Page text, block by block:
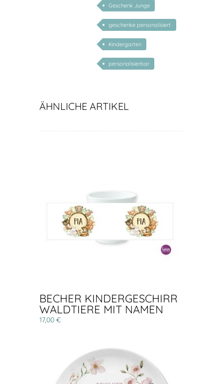
Geschenk Junge
geschenke personalisiert
kinder
Kindergarten
personalisierbar
ÄHNLICHE ARTIKEL
BECHER KINDERGESCHIRR
WALDTIERE MIT NAMEN
17,00 €